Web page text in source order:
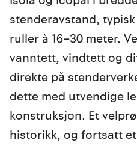
stenderavstand,
ruller à 16–30 meter.
vanntett, vindtett og
direkte på
dette med utvendige
konstruksjon. Et
historikk, og fortsatt